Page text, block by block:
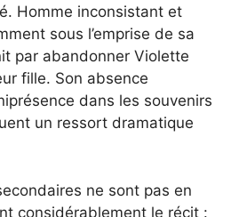
Homme inconsistant et
sous l’emprise de sa
par abandonner Violette
fille. Son absence
dans les souvenirs
un ressort dramatique
ne sont pas en
considérablement le récit :